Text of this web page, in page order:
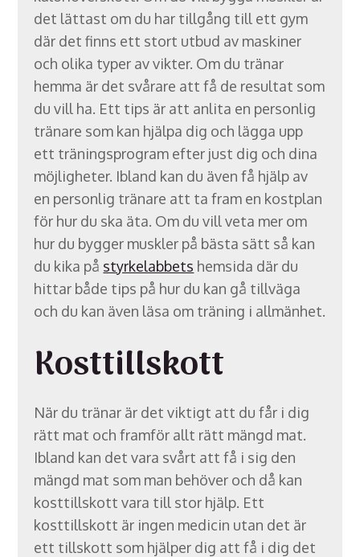
det lättast om du har tillgång till ett gym
där det finns ett stort utbud av maskiner
och olika typer av vikter. Om du tränar
hemma är det svårare att få de resultat som
du vill ha. Ett tips är att anlita en personlig
tränare som kan hjälpa dig och lägga upp
ett träningsprogram efter just dig och dina
möjligheter. Ibland kan du även få hjälp av
en personlig tränare att ta fram en kostplan
för hur du ska äta. Om du vill veta mer om
hur du bygger muskler på bästa sätt så kan
du kika på styrkelabbets hemsida där du
hittar både tips på hur du kan gå tillväga
och du kan även läsa om träning i allmänhet.
Kosttillskott
När du tränar är det viktigt att du får i dig
rätt mat och framför allt rätt mängd mat.
Ibland kan det vara svårt att få i sig den
mängd mat som man behöver och då kan
kosttillskott vara till stor hjälp. Ett
kosttillskott är ingen medicin utan det är
ett tillskott som hjälper dig att få i dig det